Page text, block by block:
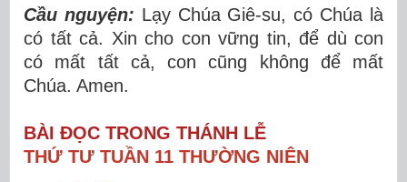
Cầu nguyện: Lạy Chúa Giê-su, có Chúa là
có tất cả. Xin cho con vững tin, để dù con
có mất tất cả, con cũng không để mất
Chúa. Amen.
BÀI ĐỌC TRONG THÁNH LỄ
THỨ TƯ TUẦN 11 THƯỜNG NIÊN